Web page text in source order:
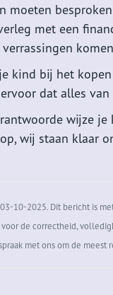
moeten
met een
kind bij het
dat alles
wijze
wij staan klaar
10-2025. Dit bericht is
de correctheid,
met ons om de